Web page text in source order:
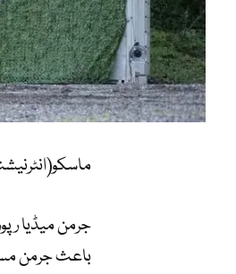
جرمن میڈیا
باعث جرمن